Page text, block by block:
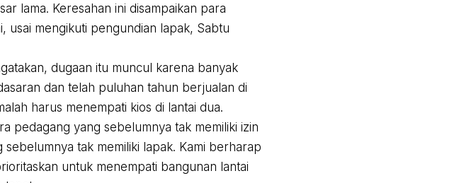
lama. Keresahan ini disampaikan para
usai mengikuti pengundian lapak, Sabtu
dugaan itu muncul karena banyak
dan telah puluhan tahun berjualan di
harus menempati kios di lantai dua.
pedagang yang sebelumnya tak memiliki izin
tak memiliki lapak. Kami berharap
untuk menempati bangunan lantai